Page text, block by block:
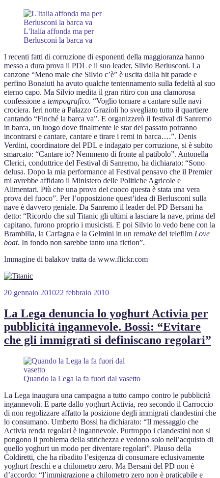
L'Italia affonda ma per
Berlusconi la barca va
I recenti fatti di corruzione di esponenti della maggioranza hanno
messo a dura prova il PDL e il suo leader, Silvio Berlusconi. La
canzone “Meno male che Silvio c’è” è uscita dalla hit parade e
perfino Bonaiuti ha avuto qualche tentennamento sulla fedeltà al suo
eterno capo. Ma Silvio medita il gran ritiro con una clamorosa
confessione a tempografico. “Voglio tornare a cantare sulle navi
crociera. Ieri notte a Palazzo Grazioli ho svegliato tutto il quartiere
cantando “Finché la barca va”. E organizzerò il festival di Sanremo
in barca, un luogo dove finalmente le star del passato potranno
incontrarsi e cantare, cantare e tirare i remi in barca….”. Denis
Verdini, coordinatore del PDL e indagato per corruzione, si è subito
smarcato: “Cantare io? Nemmeno di fronte al patibolo”. Antonella
Clerici, conduttrice del Festival di Sanremo, ha dichiarato: “Sono
delusa. Dopo la mia performance al Festival pensavo che il Premier
mi avrebbe affidato il Ministero delle Politiche Agricole e
Alimentari. Più che una prova del cuoco questa è stata una vera
prova del fuoco”. Per l’opposizione quest’idea di Berlusconi sulla
nave è davvero geniale. Da Sanremo il leader del PD Bersani ha
detto: “Ricordo che sul Titanic gli ultimi a lasciare la nave, prima del
capitano, furono proprio i musicisti. E poi Silvio lo vedo bene con la
Brambilla, la Carfagna e la Gelmini in un remake del telefilm Love
boat. In fondo non sarebbe tanto una fiction”.
Immagine di balakov tratta da www.flickr.com
Pubblicato
20 gennaio 201022 febbraio 2010
La Lega denuncia lo yoghurt Activia per
pubblicità ingannevole. Bossi: “Evitare
che gli immigrati si definiscano regolari”
Quando la Lega la fa fuori dal vasetto
La Lega inaugura una campagna a tutto campo contro le pubblicità
ingannevoli. E parte dallo yoghurt Activia, reo secondo il Carroccio
di non regolizzare affatto la posizione degli immigrati clandestini che
lo consumano. Umberto Bossi ha dichiarato: “Il messaggio che
Activia renda regolari è ingannevole. Purtroppo i clandestini non si
pongono il problema della stitichezza e vedono solo nell’acquisto di
quello yoghurt un modo per diventare regolari”. Plauso della
Coldiretti, che ha ribadito l’esigenza di consumare eclusivamente
yoghurt freschi e a chilometro zero. Ma Bersani del PD non è
d’accordo: “l’immigrazione a chilometro zero non è praticabile e